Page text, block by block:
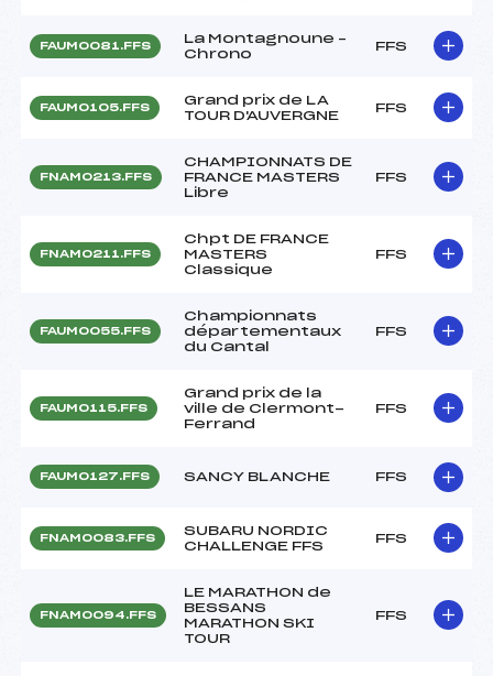
FAUM0081.FFS
La Montagnoune –
Chrono
FFS
FAUM0105.FFS
Grand prix de LA
TOUR D'AUVERGNE
FFS
FNAM0213.FFS
CHAMPIONNATS DE
FRANCE MASTERS
Libre
FFS
FNAM0211.FFS
Chpt DE FRANCE
MASTERS
Classique
FFS
FAUM0055.FFS
Championnats
départementaux
du Cantal
FFS
FAUM0115.FFS
Grand prix de la
ville de Clermont-
Ferrand
FFS
FAUM0127.FFS SANCY BLANCHE FFS
FNAM0083.FFS
SUBARU NORDIC
CHALLENGE FFS
FFS
FNAM0094.FFS
LE MARATHON de
BESSANS
MARATHON SKI
TOUR
FFS